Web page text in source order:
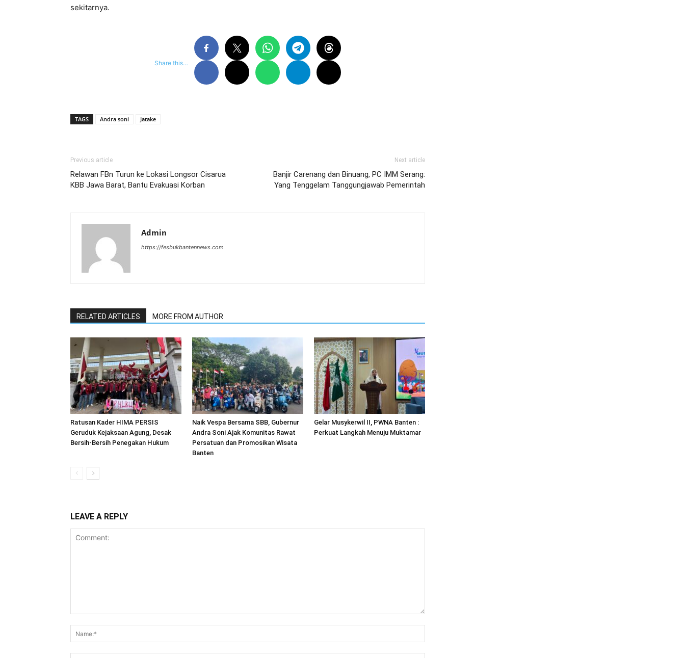
sekitarnya.
Share this…
TAGS Andra soni Jatake
Previous article
Relawan FBn Turun ke Lokasi Longsor Cisarua
KBB Jawa Barat, Bantu Evakuasi Korban
Next article
Banjir Carenang dan Binuang, PC IMM Serang:
Yang Tenggelam Tanggungjawab Pemerintah
Admin
https://fesbukbantennews.com
RELATED ARTICLES MORE FROM AUTHOR
Ratusan Kader HIMA PERSIS
Geruduk Kejaksaan Agung, Desak
Bersih-Bersih Penegakan Hukum
Naik Vespa Bersama SBB, Gubernur
Andra Soni Ajak Komunitas Rawat
Persatuan dan Promosikan Wisata
Banten
Gelar Musykerwil II, PWNA Banten :
Perkuat Langkah Menuju Muktamar
LEAVE A REPLY